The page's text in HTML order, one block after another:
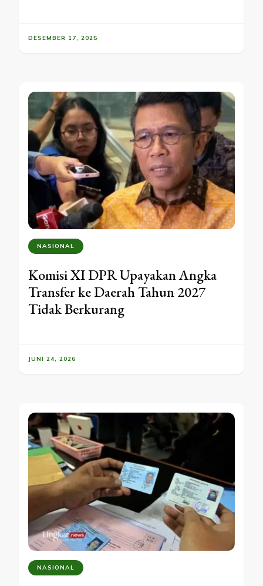
DESEMBER 17, 2025
NASIONAL
Komisi XI DPR Upayakan Angka
Transfer ke Daerah Tahun 2027
Tidak Berkurang
JUNI 24, 2026
NASIONAL